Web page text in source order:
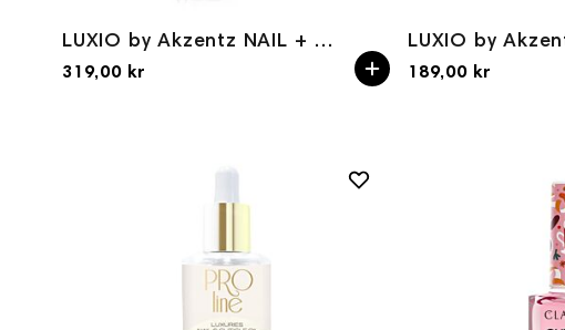
LUXIO by Akzentz NAIL + CUTICLE OIL 50ml
319,00 kr 189,00 kr